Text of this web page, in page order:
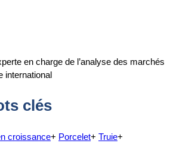
en charge de l’analyse des marchés
international
clés
croissance+ Porcelet+ Truie+